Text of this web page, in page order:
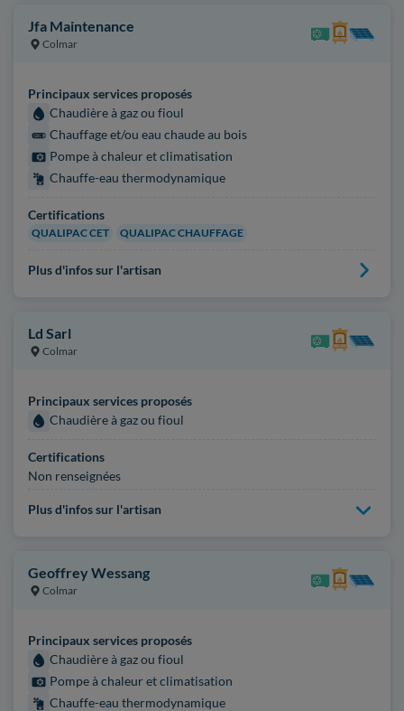
Jfa Maintenance
Colmar
Principaux services proposés
Chaudière à gaz ou fioul
Chauffage et/ou eau chaude au bois
Pompe à chaleur et climatisation
Chauffe-eau thermodynamique
Certifications
QUALIPAC CET QUALIPAC CHAUFFAGE
Plus d'infos sur l'artisan
Ld Sarl
Colmar
Principaux services proposés
Chaudière à gaz ou fioul
Certifications
Non renseignées
Plus d'infos sur l'artisan
Geoffrey Wessang
Colmar
Principaux services proposés
Chaudière à gaz ou fioul
Pompe à chaleur et climatisation
Chauffe-eau thermodynamique